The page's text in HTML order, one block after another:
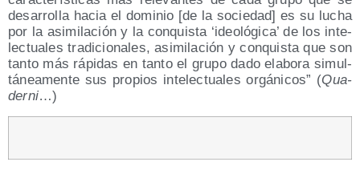
desa­rro­lla hacia el domi­nio [de la socie­dad] es su lucha
por la asi­mi­la­ción y la con­quis­ta ‘ideo­ló­gi­ca’ de los inte­
lec­tua­les tra­di­cio­na­les, asi­mi­la­ción y con­quis­ta que son
tan­to más rápi­das en tan­to el gru­po dado ela­bo­ra simul­
tá­nea­men­te sus pro­pios inte­lec­tua­les orgá­ni­cos” (Qua­
der­ni…)